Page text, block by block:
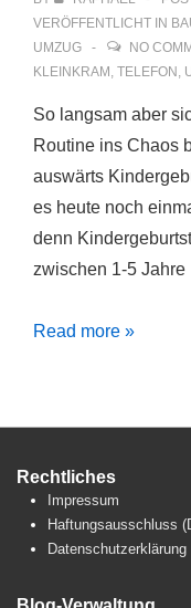
VERÖFFENTLICHT IN
UMZUG
NO
KLEINKRAM , TELEFON ,
So langsam aber
Routine ins Chaos
auswärts
es heute noch
denn
zwischen 1-5
Langsam
Read more »
Rechtliches
Impressum
Haftungsausschluss
Datenschutzerklärung